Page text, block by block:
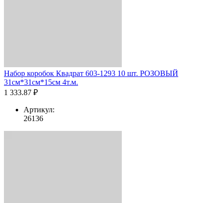
Набор коробок Квадрат 603-1293 10 шт. РОЗОВЫЙ
31см*31см*15см 4т.м.
1 333.87 ₽
Артикул:
26136